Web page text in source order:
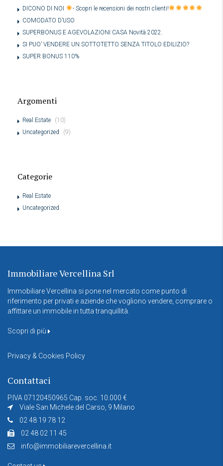
DICONO DI NOI
- Scopri le recensioni dei nostri clienti!
COMODATO D’USO
SUPERBONUS E AGEVOLAZIONI CASA Novità 2022.
SI PUO’ VENDERE UN SOTTOTETTO SENZA TITOLO EDILIZIO?
SUPER BONUS 110%
Argomenti
Real Estate
(10)
Uncategorized
(9)
Categorie
Real Estate
Uncategorized
Immobiliare Vercellina Srl
Immobiliare Vercellina si pone nel mercato come punto di
riferimento per privati e aziende che vogliono vendere, comprare o
affittare un immobile in tutta tranquillità.
Scopri di più
Privacy & Cookies Policy
Contattaci
P.IVA 07120450965 Cap. soc. 10.000 €
Viale San Michele del Carso, 9 Milano
02 48 19 78 12
02 48 02 11 45
info@immobiliarevercellina.it